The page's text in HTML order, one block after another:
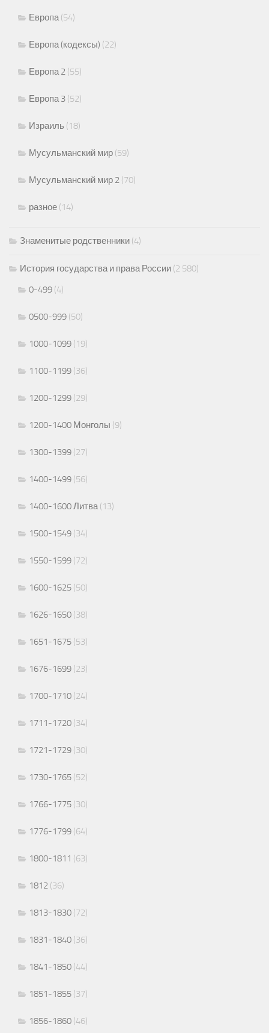
Европа(54)
Европа (кодексы) (22)
Европа 2 (55)
Европа 3 (52)
Израиль (18)
Мусульманский мир (59)
Мусульманский мир 2 (70)
разное (14)
Знаменитые родственники (4)
История государства и права России (2 580)
0-499 (4)
0500-999 (50)
1000-1099 (19)
1100-1199 (36)
1200-1299 (29)
1200-1400 Монголы (9)
1300-1399 (27)
1400-1499 (56)
1400-1600 Литва(13)
1500-1549 (34)
1550-1599 (72)
1600-1625 (50)
1626-1650 (38)
1651-1675 (53)
1676-1699 (23)
1700-1710 (24)
1711-1720 (34)
1721-1729 (30)
1730-1765 (52)
1766-1775 (30)
1776-1799 (64)
1800-1811 (63)
1812 (36)
1813-1830 (72)
1831-1840 (36)
1841-1850 (44)
1851-1855 (37)
1856-1860 (46)